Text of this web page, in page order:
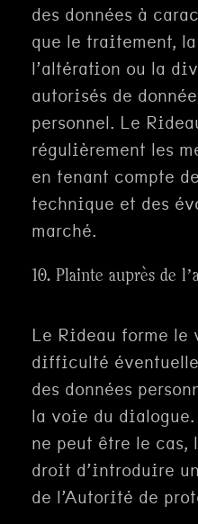
des données à
que le traitement,
l’altération ou la
autorisés de
personnel. Le
régulièrement les
en tenant compte
technique et des
marché.
10. Plainte auprès de
Le Rideau forme
difficulté
des données
la voie du
ne peut être le cas,
droit d’introduire
de l’Autorité de